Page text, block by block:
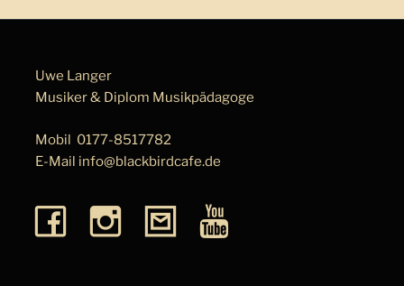
Uwe Langer
Musiker & Diplom Musik­pä­da­go­ge
Mobil 0177-8517782
E-Mail info@blackbirdcafe.de